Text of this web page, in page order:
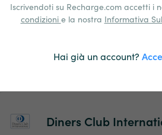
Iscrivendoti su Recharge.com accetti i
condizioni e la nostra Informativa
Hai già un account?
Diners Club